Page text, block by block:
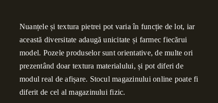
Nuanțele și textura pietrei pot varia în funcție de lot, iar
această diversitate adaugă unicitate și farmec fiecărui
model. Pozele produselor sunt orientative, de multe ori
prezentând doar textura materialului, și pot diferi de
modul real de afișare. Stocul magazinului online poate fi
diferit de cel al magazinului fizic.